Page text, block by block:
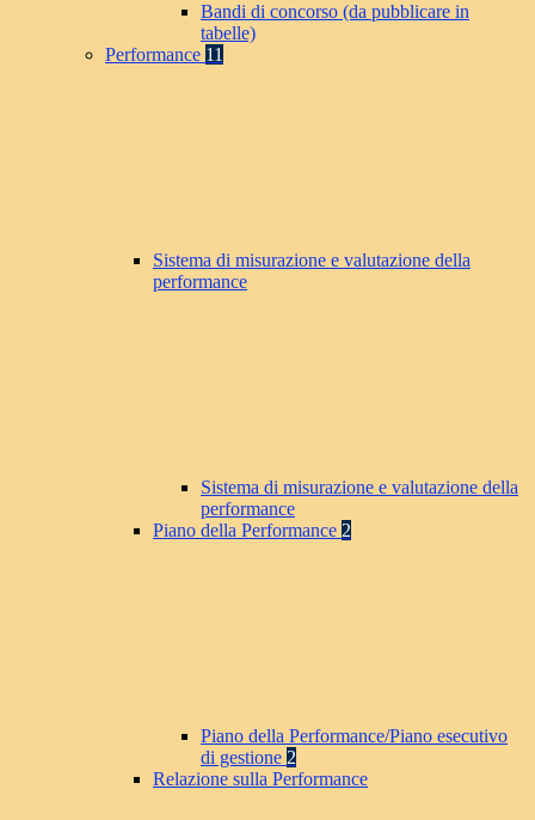
Bandi di concorso (da pubblicare in
tabelle)
Performance 11
Sistema di misurazione e valutazione della
performance
Sistema di misurazione e valutazione della
performance
Piano della Performance 2
Piano della Performance/Piano esecutivo
di gestione 2
Relazione sulla Performance